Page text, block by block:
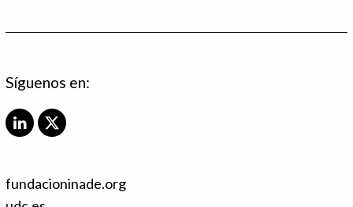
Síguenos en:
L
e
X
t
fundacioninade.org